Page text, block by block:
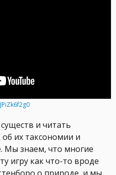
и читать
их таксономии и
Мы знаем, что многие
игру как что-то вроде